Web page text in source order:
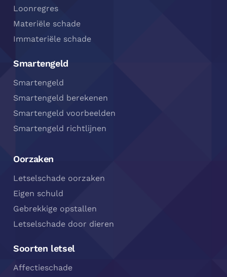
Loonregres
Materiële schade
Immateriële schade
Smartengeld
Smartengeld
Smartengeld berekenen
Smartengeld voorbeelden
Smartengeld richtlijnen
Oorzaken
Letselschade oorzaken
Eigen schuld
Gebrekkige opstallen
Letselschade door dieren
Soorten letsel
Affectieschade